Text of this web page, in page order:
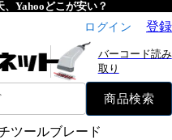
Yahooどこが安い？
ログイン 登録
バーコード読み
取り
商品検索
ツールブレード